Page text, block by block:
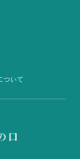
ついて